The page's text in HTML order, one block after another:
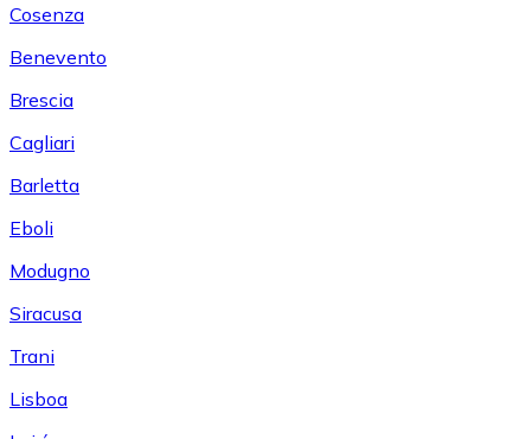
Cosenza
Benevento
Brescia
Cagliari
Barletta
Eboli
Modugno
Siracusa
Trani
Lisboa